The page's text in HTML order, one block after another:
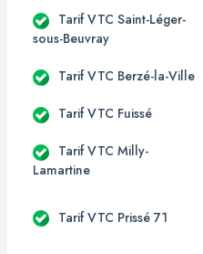
Tarif VTC Saint-Léger-
sous-Beuvray
Tarif VTC Berzé-la-Ville
Tarif VTC Fuissé
Tarif VTC Milly-
Lamartine
Tarif VTC Prissé 71